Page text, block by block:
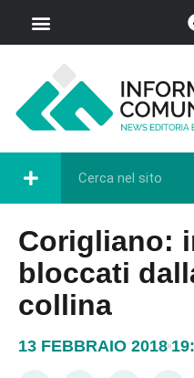
Corigliano:
bloccati
collina
13 FEBBRAIO 2018